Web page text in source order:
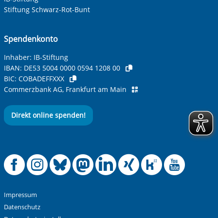
Ihre Telefonnummer
Betreff ihrer Anfrage
Ihre Nachricht*
Anti-Roboter-Verifizierung
Alle Informationen zum Schutz der Daten sind sind in
Stiftung Schwarz-Rot-Bunt
Spendenkonto
Inhaber: IB-Stiftung
IBAN: DE53 5004 0000 0594 1208 00
BIC: COBADEFFXXX
Commerzbank AG, Frankfurt am Main
Direkt online spenden!
Offizielle
Offizielle
Offizielle
Offizielle
Offizielle
Impressum
Datenschutz